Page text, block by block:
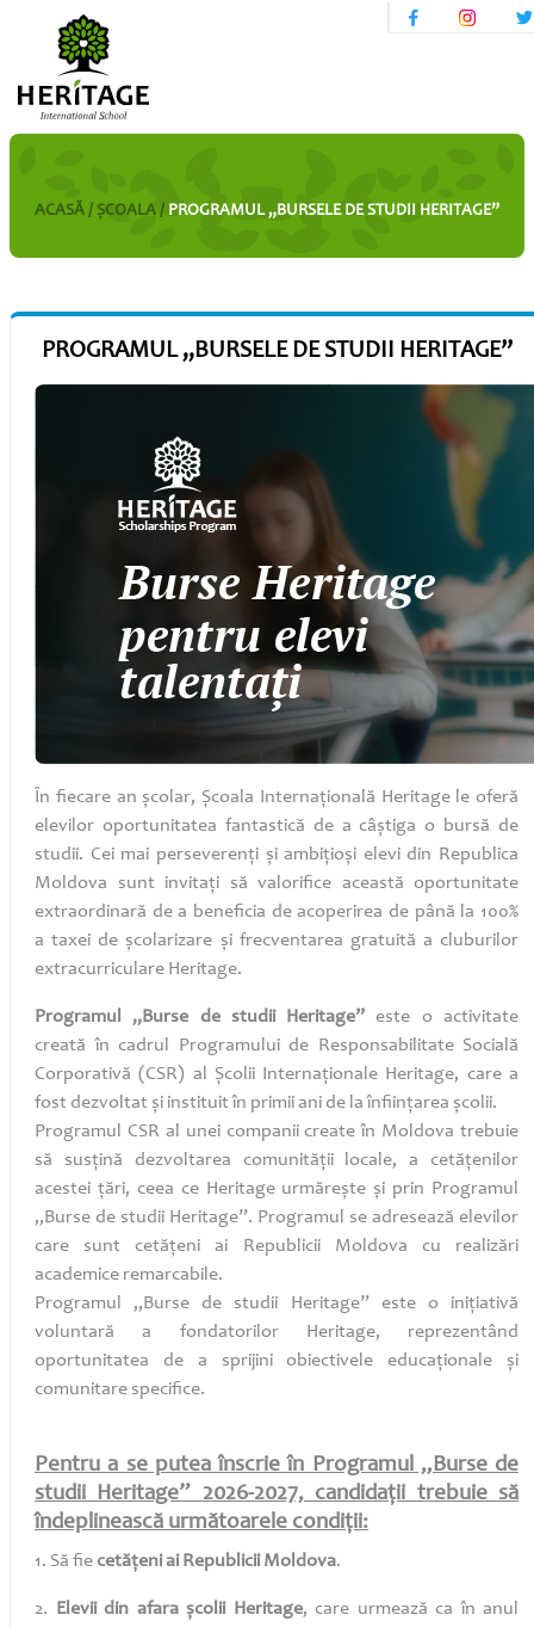
ACASĂ / ŞСOALA / PROGRAMUL „BURSELE DE STUDII HERITAGE”
PROGRAMUL „BURSELE DE STUDII HERITAGE”
În fiecare an școlar, Școala Internațională Heritage le oferă
elevilor oportunitatea fantastică de a câștiga o bursă de
studii. Cei mai perseverenți și ambițioși elevi din Republica
Moldova sunt invitați să valorifice această oportunitate
extraordinară de a beneficia de acoperirea de până la 100%
a taxei de școlarizare și frecventarea gratuită a cluburilor
extracurriculare Heritage.
Programul „Burse de studii Heritage” este o activitate
creată în cadrul Programului de Responsabilitate Socială
Corporativă (CSR) al Școlii Internaționale Heritage, care a
fost dezvoltat și instituit în primii ani de la înființarea școlii.
Programul CSR al unei companii create în Moldova trebuie
să susțină dezvoltarea comunității locale, a cetățenilor
acestei țări, ceea ce Heritage urmărește și prin Programul
„Burse de studii Heritage”. Programul se adresează elevilor
care sunt cetățeni ai Republicii Moldova cu realizări
academice remarcabile.
Programul „Burse de studii Heritage” este o inițiativă
voluntară a fondatorilor Heritage, reprezentând
oportunitatea de a sprijini obiectivele educaționale și
comunitare specifice.
Pentru a se putea înscrie în Programul „Burse de
studii Heritage” 2026-2027, candidații trebuie să
îndeplinească următoarele condiții:
1. Să fiecetățeni ai Republicii Moldova.
2. Elevii din afara școlii Heritage, care urmează ca în anul